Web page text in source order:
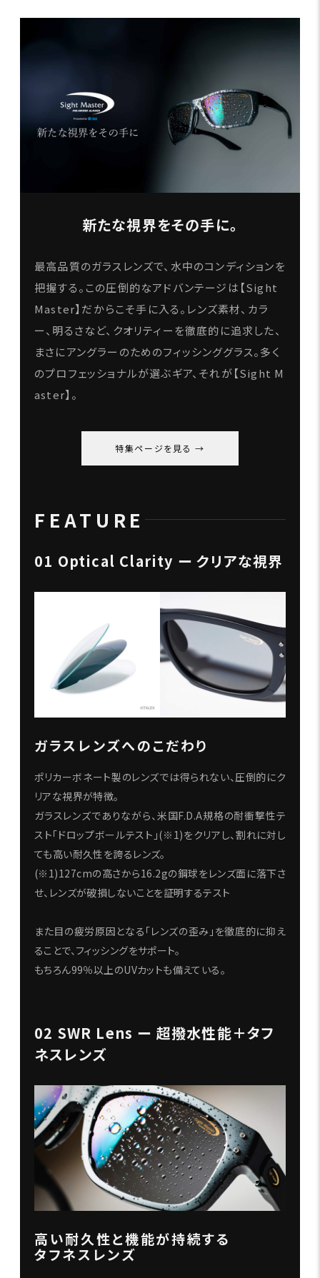
新たな視界をその手に。
最高品質のガラスレンズで、水中のコンディションを
把握する。この圧倒的なアドバンテージは【Sight
Master】だからこそ手に入る。レンズ素材、カラ
ー、明るさなど、クオリティーを徹底的に追求した、
まさにアングラーのためのフィッシンググラス。多く
のプロフェッショナルが選ぶギア、それが【Sight M
aster】。
特集ページを見る
FEATURE
01 Optical Clarity ー クリアな視界
ガラスレンズへのこだわり
ポリカーボネート製のレンズでは得られない、圧倒的にク
リアな視界が特徴。
ガラスレンズでありながら、米国F.D.A規格の耐衝撃性テ
スト「ドロップボールテスト」(※1)をクリアし、割れに対し
ても高い耐久性を誇るレンズ。
(※1)127cmの高さから16.2gの鋼球をレンズ面に落下さ
せ、レンズが破損しないことを証明するテスト
また目の疲労原因となる「レンズの歪み」を徹底的に抑え
ることで、フィッシングをサポート。
もちろん99％以上のUVカットも備えている。
02 SWR Lens ー 超撥水性能＋タフ
ネスレンズ
高い耐久性と機能が持続する
タフネスレンズ